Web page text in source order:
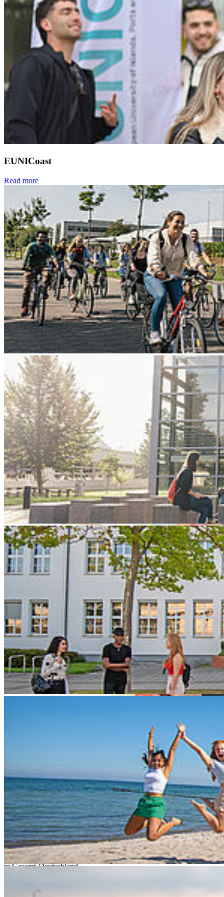
EUNICoast
Read more
Go to slide 1
Go to slide 2
Go to slide 3
Go to slide 4
Go to slide 5
Go to slide 6
Go to slide 7
Go to slide 8
Go to slide 9
Zurück
HOST-Prof. für seine Forschung im
Bereich HR geehrt
02/07/2025
UK-Fachverband der HR-Professionals vergibt Preis für 2024 an
Prof. Dr. Jens Mohrenweiser für seine Untersuchungen zur Rolle von
Arbeitnehmervertretungen
Selbst die beste Idee, braucht Menschen, die sie tragen – selbst das
beste Unternehmen, motivierte Mitarbeitende für den Erfolg. Einen
Schlüssel zu effektivem Personalmanagement, hat Prof. Dr. Jens
Mohrenweiser von der Fakultät für Wirtschaft der Hochschule
Stralsund erforscht. Für den Beitrag „Management Practices and
Productivity: Does Employee Representation Play a Moderating
Role?“ erhielt er den Preis für die praxisrelevanteste
Forschungsleistung im Gebiet HR (Human Resources) im Jahr 2024
von der CIPD. Die CIPD ist der UK-Fachverband der HR-
Professionals. Er ist im UK sehr aktiv im Wissenschafts-Praxis
Transfer und bei der Akkreditierung von Bildungsabschlüssen und
damit vergleichbar mit der Rolle der Industrie- und Handelskammer
in Gesamt-Deutschland.
Jirjahn und Dr. Marie-Christine Laible. Ihre Forschung untersucht,